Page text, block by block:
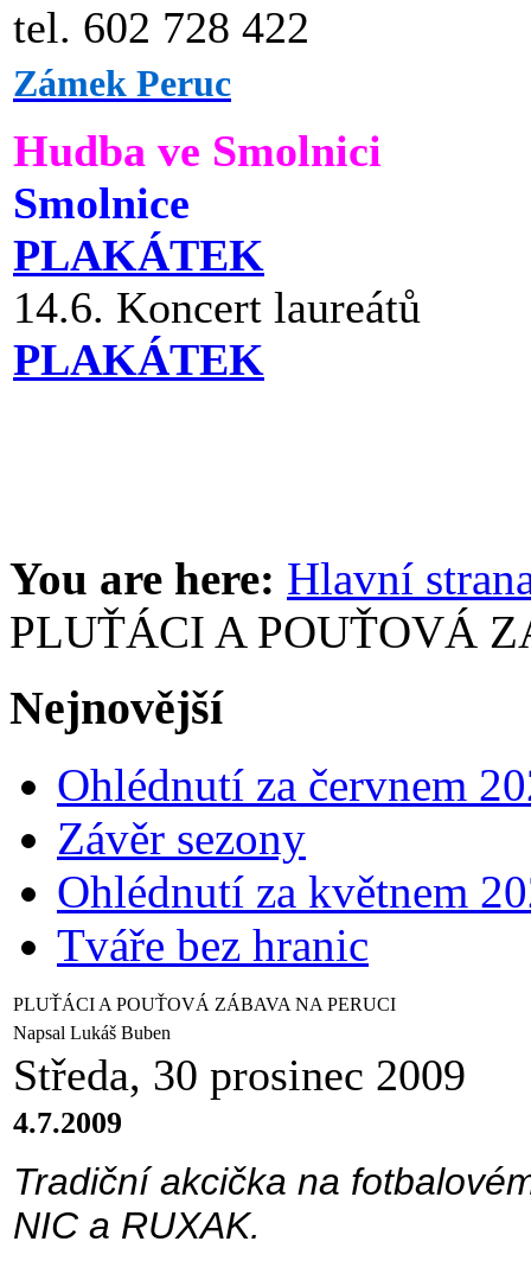
tel. 602 728 422
Zámek Peruc
Hudba ve Smolnici
Smolnice
PLAKÁTEK
14.6. Koncert laureátů
PLAKÁTEK
You are here: Hlavní
PLUŤÁCI A POUŤOVÁ
Nejnovější
Ohlédnutí za červnem
Závěr sezony
Ohlédnutí za květnem
Tváře bez hranic
PLUŤÁCI A POUŤOVÁ ZÁBAVA NA PERUCI
Napsal Lukáš Buben
Středa, 30 prosinec 2009
4.7.2009
Tradiční akcička na
NIC a RUXAK.